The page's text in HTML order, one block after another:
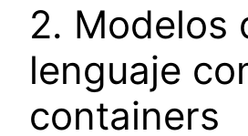
2. Modelos
lenguaje
containers